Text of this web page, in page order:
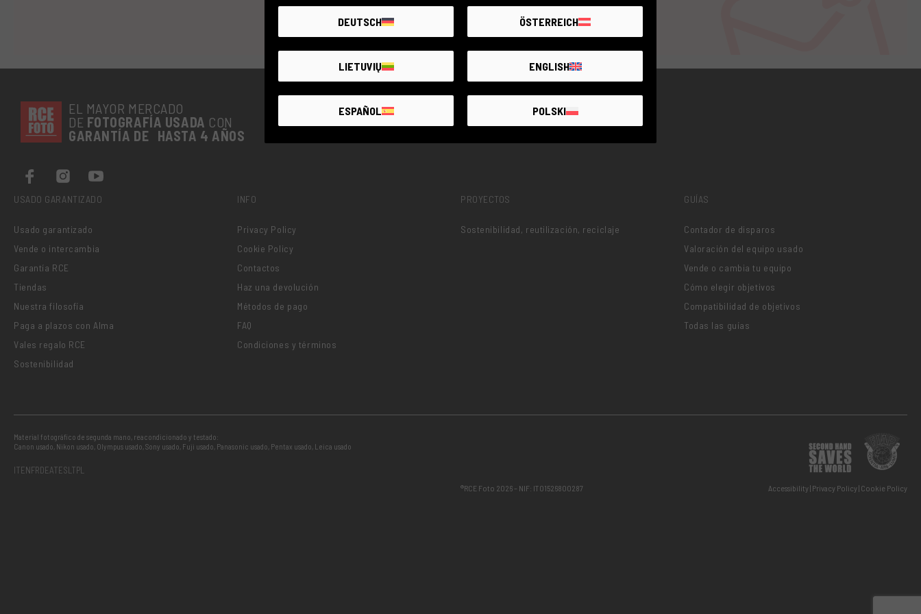
EL MAYOR MERCADO
DE FOTOGRAFÍA USADA CON
GARANTÍA DE HASTA 4 AÑOS
USADO GARANTIZADO
Usado garantizado
Vende o intercambia
Garantía RCE
Tiendas
Nuestra filosofía
Paga a plazos con Alma
Vales regalo RCE
Sostenibilidad
INFO
Privacy Policy
Cookie Policy
Contactos
Haz una devolución
Métodos de pago
FAQ
Condiciones y términos
PROYECTOS
Sostenibilidad, reutilización, reciclaje
GUÍAS
Contador de disparos
Valoración del equipo usado
Vende o cambia tu equipo
Cómo elegir objetivos
Compatibilidad de objetivos
Todas las guías
Material fotográfico de segunda mano, reacondicionado y testado:
Canon usado, Nikon usado, Olympus usado,Sony usado, Fuji usado, Panasonic usado, Pentax usado, Leica usado
ITENFRDEATESLTPL
®RCE Foto 2026 – NIF: IT01526800287 Accessibility Privacy Policy Cookie Policy
DEUTSCH ÖSTERREICH
LIETUVIŲ ENGLISH
ESPAÑOL POLSKI